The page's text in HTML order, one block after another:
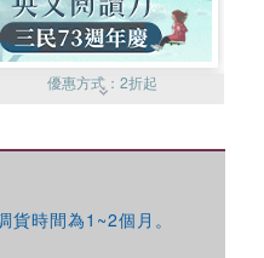
優惠方式：2折起
時間為1~2個月。